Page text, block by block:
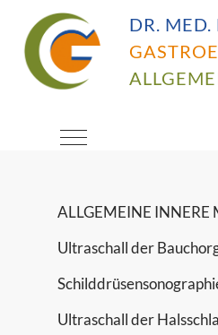
DR.
Mobile Menu Toggle
Herzlich
ALLGEMEINE INNERE
Ultraschall der
Ultraschall der